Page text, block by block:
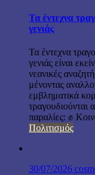
Τα έντεχνα
γενιάς
Τα έντεχνα
γενιάς είναι
νεανικές
μένοντας
εμβληματικά
τραγουδιούνται
παραλίες: ✊
Πολιτισμός
30/07/2026